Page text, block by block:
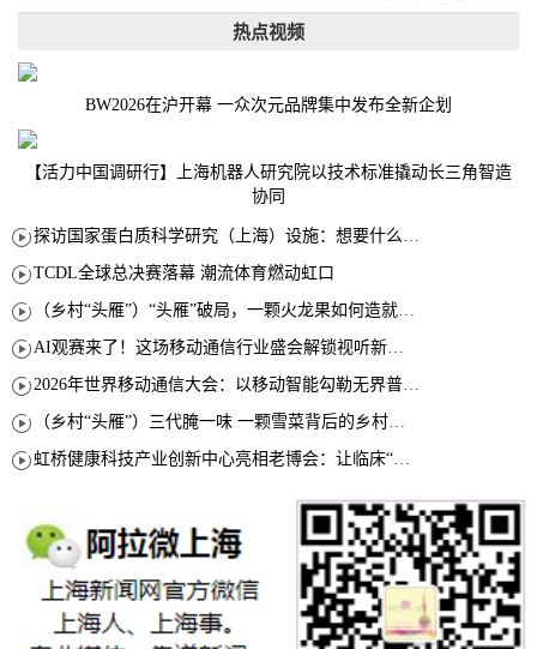
热点视频
BW2026在沪开幕 一众次元品牌集中发布全新企划
【活力中国调研行】上海机器人研究院以技术标准撬动长三角智造
协同
探访国家蛋白质科学研究（上海）设施：想要什么蛋白 AI直接设计合成
TCDL全球总决赛落幕 潮流体育燃动虹口
（乡村“头雁”）“头雁”破局，一颗火龙果如何造就沪上乡村特色产业化路径
AI观赛来了！这场移动通信行业盛会解锁视听新玩法
2026年世界移动通信大会：以移动智能勾勒无界普惠新愿景
（乡村“头雁”）三代腌一味 一颗雪菜背后的乡村致富经
虹桥健康科技产业创新中心亮相老博会：让临床“需求”定义银发经济新生态